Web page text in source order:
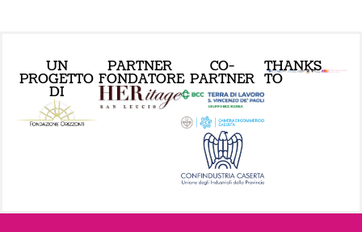
UN
PROGETTO
DI
PARTNER
FONDATORE
CO-
PARTNER
THANKS
TO